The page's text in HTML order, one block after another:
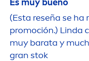
Es muy bueno
(Esta reseña se ha
promoción.) Linda
muy barata y
gran stok